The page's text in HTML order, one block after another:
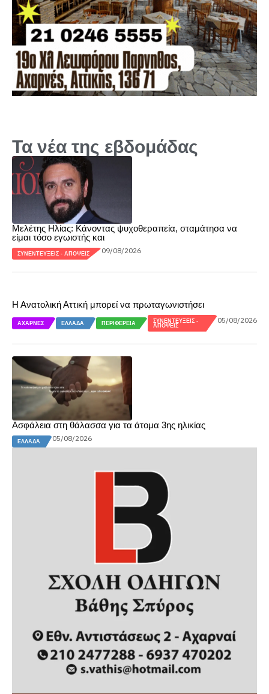
Τα νέα της εβδομάδας
Μελέτης Ηλίας: Κάνοντας ψυχοθεραπεία, σταμάτησα να
είμαι τόσο εγωιστής και
ΣΥΝΕΝΤΕΎΞΕΙΣ - ΑΠΌΨΕΙΣ 09/08/2026
Η Ανατολική Αττική μπορεί να πρωταγωνιστήσει
ΑΧΑΡΝΈΣ ΕΛΛΆΔΑ ΠΕΡΙΦΈΡΕΙΑ
ΣΥΝΕΝΤΕΎΞΕΙΣ -
ΑΠΌΨΕΙΣ
05/08/2026
Ασφάλεια στη θάλασσα για τα άτομα 3ης ηλικίας
ΕΛΛΆΔΑ 05/08/2026